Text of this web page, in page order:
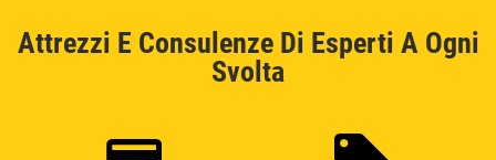
Attrezzi E Consulenze Di Esperti A Ogni
Svolta